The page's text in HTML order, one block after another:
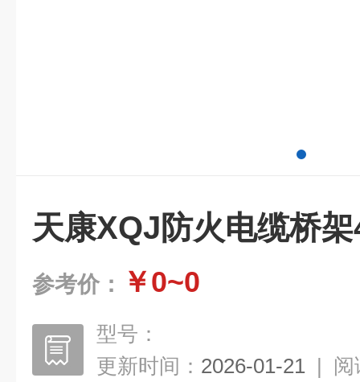
天康XQJ防火电缆桥
参考价： ￥0~0
型号：
更新时间： 2026-01-21 | 阅